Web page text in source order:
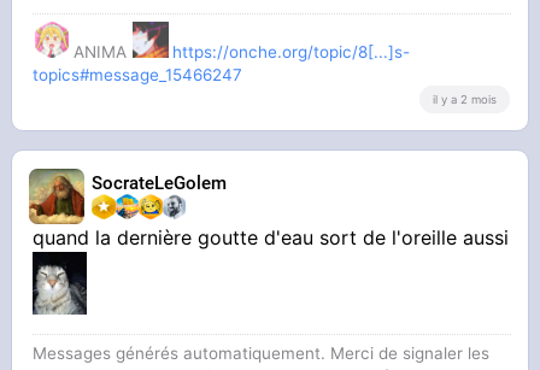
ANIMA
https://onche.org/topic/8[...]s-
topics#message_15466247
il y a 2 mois
SocrateLeGolem
quand la dernière goutte d'eau sort de l'oreille aussi
Messages générés automatiquement. Merci de signaler les